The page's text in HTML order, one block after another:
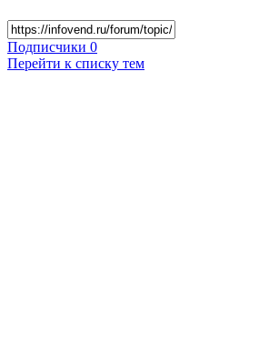
Подписчики 0
Перейти к списку тем